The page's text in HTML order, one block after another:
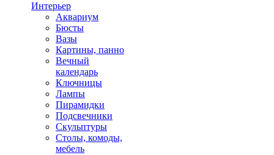
Интерьер
Аквариум
Бюсты
Вазы
Картины, панно
Вечный
календарь
Ключницы
Лампы
Пирамидки
Подсвечники
Скульптуры
Столы, комоды,
мебель